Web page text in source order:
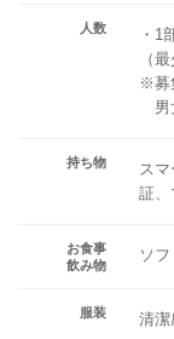
人数
・1
（
※募
男
持ち物
ス
証、
お食事
飲み物
ソ
服装 清潔